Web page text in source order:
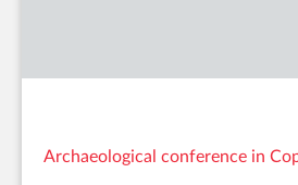
Archaeological conference in